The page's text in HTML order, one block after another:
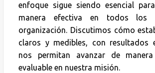
enfoque sigue siendo esencial
manera efectiva en todos los
organización. Discutimos cómo
claros y medibles, con resultados
nos permitan avanzar de
evaluable en nuestra misión.